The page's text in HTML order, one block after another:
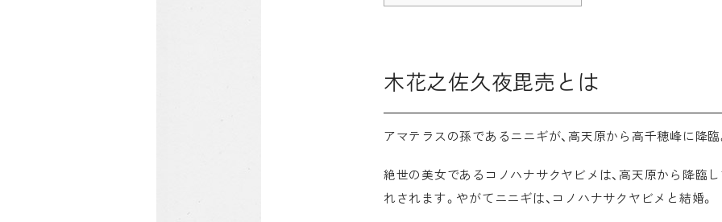
木花之佐久夜毘売とは
アマテラスの孫であるニニギが、高天原から高千穂峰に降臨
絶世の美女であるコノハナサクヤビメは、高天原から降臨
れされます。やがてニニギは、コノハナサクヤビメと結婚。